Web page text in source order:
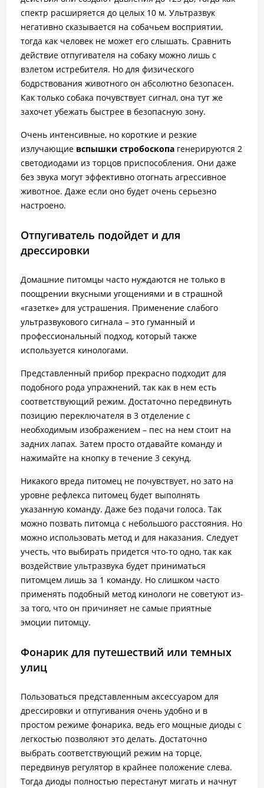
спектр расширяется до целых 10 м. Ультразвук
негативно сказывается на собачьем восприятии,
тогда как человек не может его слышать. Сравнить
действие отпугивателя на собаку можно лишь с
взлетом истребителя. Но для физического
бодрствования животного он абсолютно безопасен.
Как только собака почувствует сигнал, она тут же
захочет убежать быстрее в безопасную зону.
Очень интенсивные, но короткие и резкие
излучающие вспышки стробоскопа генерируются 2
светодиодами из торцов приспособления. Они даже
без звука могут эффективно отогнать агрессивное
животное. Даже если оно будет очень серьезно
настроено.
Отпугиватель подойдет и для
дрессировки
Домашние питомцы часто нуждаются не только в
поощрении вкусными угощениями и в страшной
«газетке» для устрашения. Применение слабого
ультразвукового сигнала – это гуманный и
профессиональный подход, который также
используется кинологами.
Представленный прибор прекрасно подходит для
подобного рода упражнений, так как в нем есть
соответствующий режим. Достаточно передвинуть
позицию переключателя в 3 отделение с
необходимым изображением – пес на нем стоит на
задних лапах. Затем просто отдавайте команду и
нажимайте на кнопку в течение 3 секунд.
Никакого вреда питомец не почувствует, но зато на
уровне рефлекса питомец будет выполнять
указанную команду. Даже без подачи голоса. Так
можно позвать питомца с небольшого расстояния. Но
можно использовать метод и для наказания. Следует
учесть, что выбирать придется что-то одно, так как
воздействие ультразвука будет приниматься
питомцем лишь за 1 команду. Но слишком часто
применять подобный метод кинологи не советуют из-
за того, что он причиняет не самые приятные
эмоции питомцу.
Фонарик для путешествий или темных
улиц
Пользоваться представленным аксессуаром для
дрессировки и отпугивания очень удобно и в
простом режиме фонарика, ведь его мощные диоды с
легкостью позволяют это делать. Достаточно
выбрать соответствующий режим на торце,
передвинув регулятор в крайнее положение слева.
Тогда диоды полностью перестанут мигать и начнут